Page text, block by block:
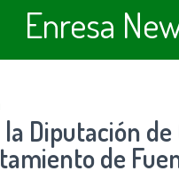
Enresa
Diputación
de